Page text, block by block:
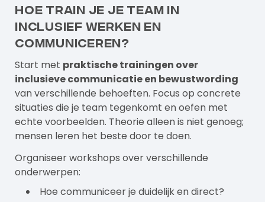
Hoe train je je team in
inclusief werken en
communiceren?
Start met praktische trainingen over
inclusieve communicatie en bewustwording
van verschillende behoeften. Focus op concrete
situaties die je team tegenkomt en oefen met
echte voorbeelden. Theorie alleen is niet genoeg;
mensen leren het beste door te doen.
Organiseer workshops over verschillende
onderwerpen:
Hoe communiceer je duidelijk en direct?